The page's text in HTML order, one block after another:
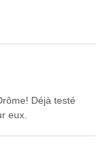
Déjà testé
eux.